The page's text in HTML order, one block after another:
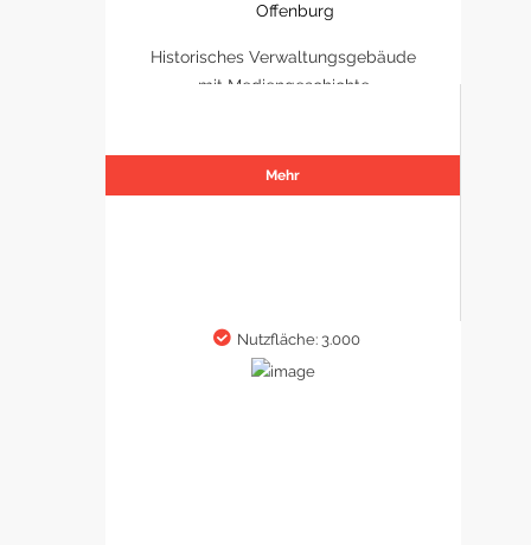
Offenburg
Historisches Verwaltungsgebäude
mit Mediengeschichte
Mehr
Nutzfläche: 3.000